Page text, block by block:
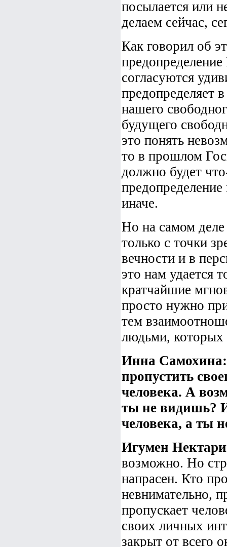
посылается или
делаем сейчас,
Как говорил об
согласуются
предопределяет
нашего
будущего
это понять
то в прошлом
должно будет
иначе.
Но на самом
только с точки
вечности и в
это нам удается
кратчайшие
просто нужно
тем
людьми,
Инна Самохина:
пропустить
человека. А
ты не видишь?
человека, а ты
Игумен
возможно. Но
напрасен. Кто
невнимательно,
пропускает
своих личных
закрыт от всего